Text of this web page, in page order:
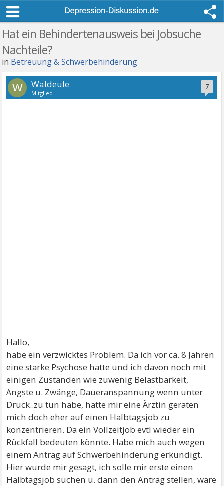
Hat ein Behindertenausweis bei Jobsuche
Nachteile?
in Betreuung & Schwerbehinderung
7
W Waldeule
Mitglied
Hallo,
habe ein verzwicktes Problem. Da ich vor ca. 8 Jahren
eine starke Psychose hatte und ich davon noch mit
einigen Zuständen wie zuwenig Belastbarkeit,
Ängste u. Zwänge, Daueranspannung wenn unter
Druck..zu tun habe, hatte mir eine Ärztin geraten
mich doch eher auf einen Halbtagsjob zu
konzentrieren. Da ein Vollzeitjob evtl wieder ein
Rückfall bedeuten könnte. Habe mich auch wegen
einem Antrag auf Schwerbehinderung erkundigt.
Hier wurde mir gesagt, ich solle mir erste einen
Halbtagsjob suchen u. dann den Antrag stellen, wäre